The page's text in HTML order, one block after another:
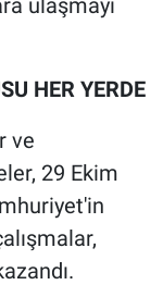
ulaşmayı
HER YERDE
ve
29 Ekim